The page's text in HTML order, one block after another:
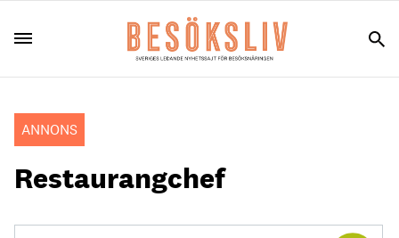
ANNONS
Restaurangchef